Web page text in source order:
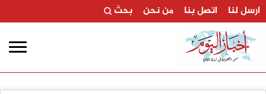
ارسل لنا اتصل بنا من نحن بحث